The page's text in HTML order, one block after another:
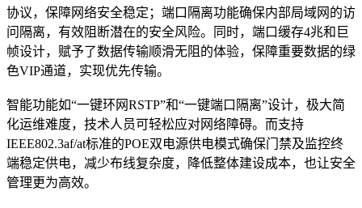
协议，保障网络安全稳定；端口隔离功能确保内部局域网的访
问隔离，有效阻断潜在的安全风险。同时，端口缓存4兆和巨
帧设计，赋予了数据传输顺滑无阻的体验，保障重要数据的绿
色VIP通道，实现优先传输。
智能功能如“一键环网RSTP”和“一键端口隔离”设计，极大简
化运维难度，技术人员可轻松应对网络障碍。而支持
IEEE802.3af/at标准的POE双电源供电模式确保门禁及监控终
端稳定供电，减少布线复杂度，降低整体建设成本，也让安全
管理更为高效。